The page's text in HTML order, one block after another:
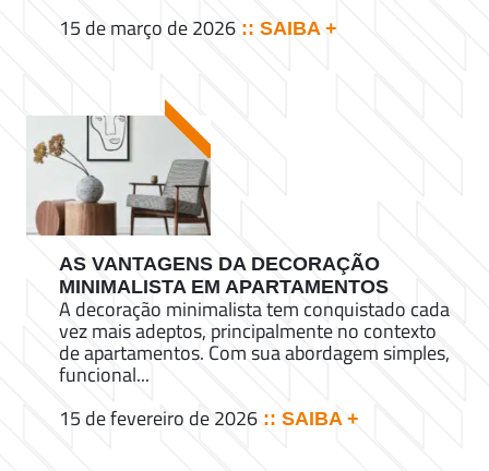
15 de março de 2026 :: SAIBA +
AS VANTAGENS DA DECORAÇÃO
MINIMALISTA EM APARTAMENTOS
A decoração minimalista tem conquistado cada
vez mais adeptos, principalmente no contexto
de apartamentos. Com sua abordagem simples,
funcional...
15 de fevereiro de 2026 :: SAIBA +